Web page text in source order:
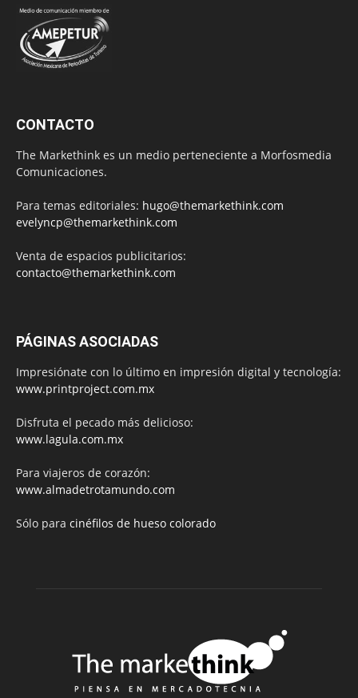
CONTACTO
The Markethink es un medio perteneciente a Morfosmedia
Comunicaciones.
Para temas editoriales: hugo@themarkethink.com
evelyncp@themarkethink.com
Venta de espacios publicitarios:
contacto@themarkethink.com
PÁGINAS ASOCIADAS
Impresiónate con lo último en impresión digital y tecnología:
www.printproject.com.mx
Disfruta el pecado más delicioso:
www.lagula.com.mx
Para viajeros de corazón:
www.almadetrotamundo.com
Sólo para cinéfilos de hueso colorado